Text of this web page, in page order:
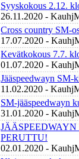
Syyskokous 2.12.
26.11.2020 -
Cross country SM-
17.07.2020 -
Kevätkokous 7.7.
01.07.2020 -
Jääspeedwayn SM-
11.02.2020 -
SM-jääspeedwayn
31.01.2020 -
PERUTTU!
02.01.2020 -